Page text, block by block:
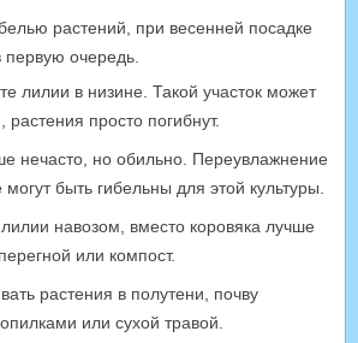
растений, при весенней посадке
первую очередь.
лилии в низине. Такой участок может
растения просто погибнут.
нечасто, но обильно. Переувлажнение
могут быть гибельны для этой культуры.
навозом, вместо коровяка лучше
или компост.
растения в полутени, почву
или сухой травой.